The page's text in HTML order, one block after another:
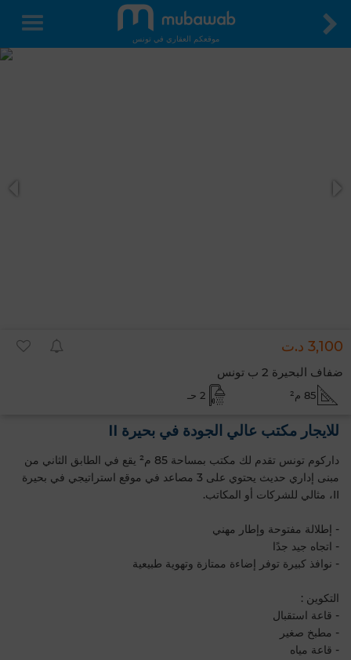
موقعكم العقاري في تونس
3,100 د.ت
ضفاف البحيرة 2 ب تونس
85 م² 2 حـ
للايجار مكتب عالي الجودة في بحيرة II
داركوم تونس تقدم لك مكتب بمساحة 85 م² يقع في الطابق الثاني من
مبنى إداري حديث يحتوي على 3 مصاعد في موقع استراتيجي في بحيرة
II، مثالي للشركات أو المكاتب.
- إطلالة مفتوحة وإطار مهني
- اتجاه جيد جدًا
- نوافذ كبيرة توفر إضاءة ممتازة وتهوية طبيعية
التكوين :
- قاعة استقبال
- مطبخ صغير
- قاعة مياه